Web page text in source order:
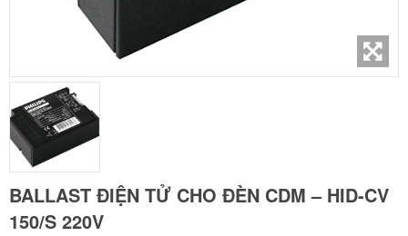
BALLAST ĐIỆN TỬ CHO ĐÈN CDM – HID-CV
150/S 220V